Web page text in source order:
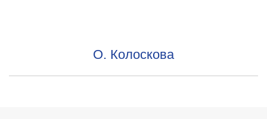
О. Колоскова